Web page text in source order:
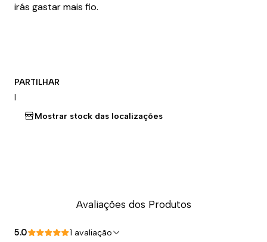
irás gastar mais fio.
PARTILHAR
|
Mostrar stock das localizações
Avaliações dos Produtos
5.0 1 avaliação